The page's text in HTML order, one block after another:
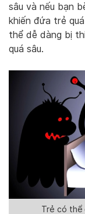
sâu và nếu bạn
khiến đứa trẻ
thể dễ dàng bị
quá sâu.
Trẻ có thể